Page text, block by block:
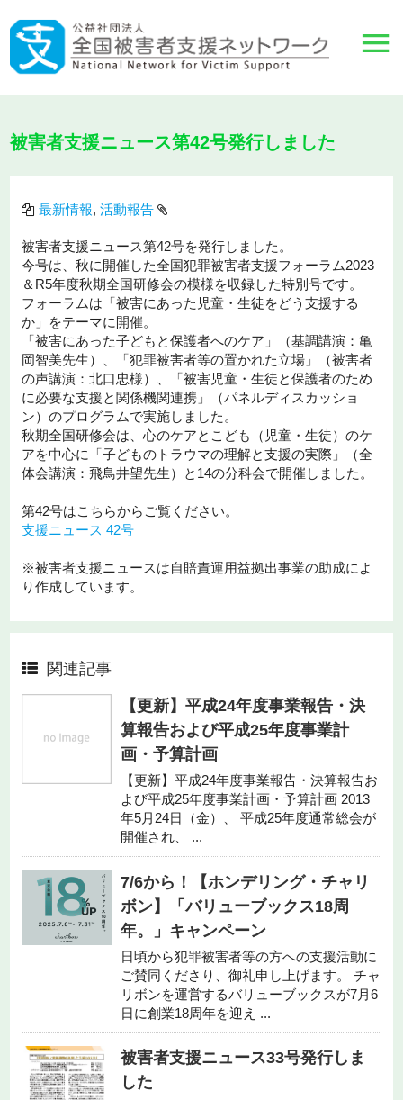
被害者支援ニュース第42号発行しました
最新情報,活動報告
被害者支援ニュース第42号を発行しました。
今号は、秋に開催した全国犯罪被害者支援フォーラム2023
＆R5年度秋期全国研修会の模様を収録した特別号です。
フォーラムは「被害にあった児童・生徒をどう支援する
か」をテーマに開催。
「被害にあった子どもと保護者へのケア」（基調講演：亀
岡智美先生）、「犯罪被害者等の置かれた立場」（被害者
の声講演：北口忠様）、「被害児童・生徒と保護者のため
に必要な支援と関係機関連携」（パネルディスカッショ
ン）のプログラムで実施しました。
秋期全国研修会は、心のケアとこども（児童・生徒）のケ
アを中心に「子どものトラウマの理解と支援の実際」（全
体会講演：飛鳥井望先生）と14の分科会で開催しました。
第42号はこちらからご覧ください。
支援ニュース 42号
※被害者支援ニュースは自賠責運用益拠出事業の助成によ
り作成しています。
関連記事
【更新】平成24年度事業報告・決
算報告および平成25年度事業計
画・予算計画
【更新】平成24年度事業報告・決算報告お
よび平成25年度事業計画・予算計画 2013
年5月24日（金）、 平成25年度通常総会が
開催され、 ...
7/6から！【ホンデリング・チャリ
ボン】「バリューブックス18周
年。」キャンペーン
日頃から犯罪被害者等の方への支援活動に
ご賛同くださり、御礼申し上げます。 チャ
リボンを運営するバリューブックスが7月6
日に創業18周年を迎え ...
被害者支援ニュース33号発行しま
した